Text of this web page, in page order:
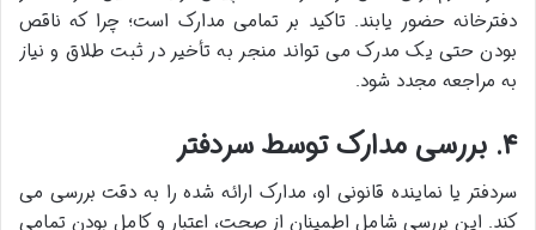
دفترخانه حضور یابند. تاکید بر تمامی مدارک است؛ چرا که ناقص
بودن حتی یک مدرک می تواند منجر به تأخیر در ثبت طلاق و نیاز
به مراجعه مجدد شود.
۴. بررسی مدارک توسط سردفتر
سردفتر یا نماینده قانونی او، مدارک ارائه شده را به دقت بررسی می
کند. این بررسی شامل اطمینان از صحت، اعتبار و کامل بودن تمامی